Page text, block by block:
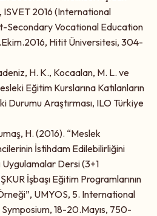
ISVET 2016 (International
Secondary Vocational Education
Hitit Üniversitesi, 304-
H. K., Kocaalan, M. L. ve
Eğitim Kurslarına Katılanların
Durumu Araştırması, ILO Türkiye
H. (2016). “Meslek
İstihdam Edilebilirliğini
Dersi (3+1
İşbaşı Eğitim Programlarının
UMYOS, 5. International
18-20.Mayıs, 750-